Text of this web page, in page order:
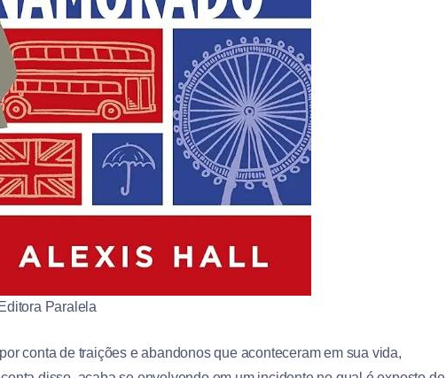
Paralela
conta de traições e abandonos que aconteceram em sua vida,